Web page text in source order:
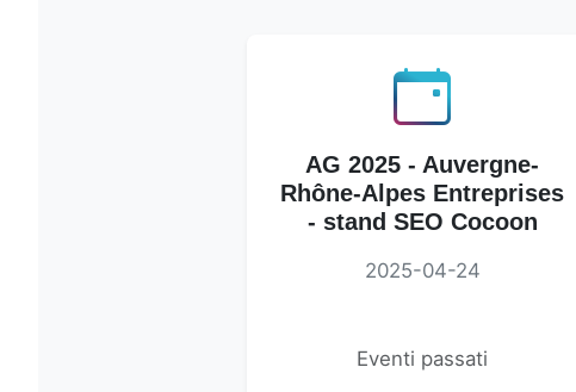
AG 2025 - Auvergne-
Rhône-Alpes Entreprises
- stand SEO Cocoon
2025-04-24
Eventi passati